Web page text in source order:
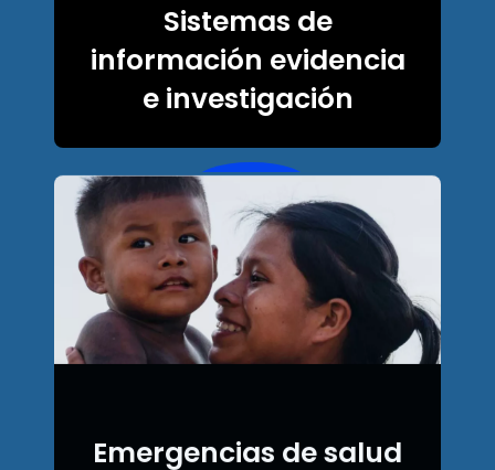
Sistemas de
información evidencia
e investigación
Emergencias de salud